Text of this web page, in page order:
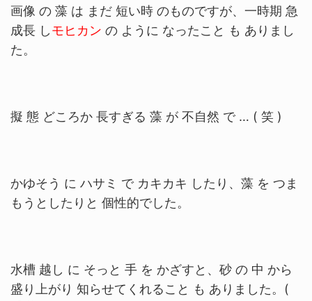
画像 の 藻 は まだ 短い時 のものですが、一時期 急
成長 しモヒカン の ように なったこと も ありまし
た。
擬 態 どころか 長すぎる 藻 が 不自然 で … ( 笑 )
かゆそう に ハサミ で カキカキ したり、藻 を つま
もうとしたりと 個性的でした。
水槽 越し に そっと 手 を かざすと、 砂 の 中 から
盛り上がり 知らせてくれること も ありました。(